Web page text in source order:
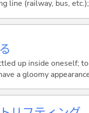
line (railway, bus,
る
up inside oneself;
a gloomy